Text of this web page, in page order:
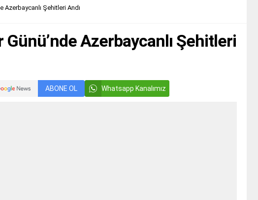
Azerbaycanlı Şehitleri Andı
Günü’nde Azerbaycanlı Şehitleri
ABONE OL Whatsapp Kanalımız